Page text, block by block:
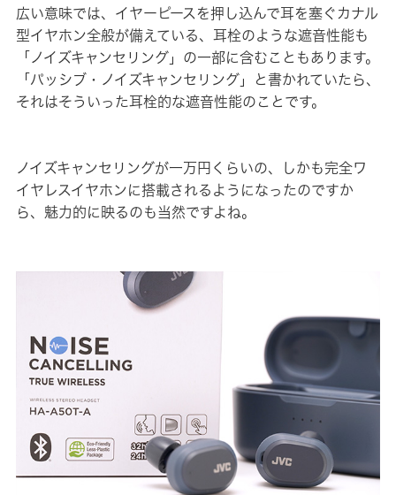
広い意味では、イヤーピースを押し込んで耳を塞ぐカナル
型イヤホン全般が備えている、耳栓のような遮音性能も
「ノイズキャンセリング」の一部に含むこともあります。
「パッシブ・ノイズキャンセリング」と書かれていたら、
それはそういった耳栓的な遮音性能のことです。
ノイズキャンセリングが一万円くらいの、しかも完全ワ
イヤレスイヤホンに搭載されるようになったのですか
ら、魅力的に映るのも当然ですよね。